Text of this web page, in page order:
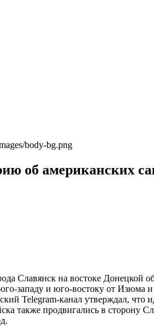
body-bg.png
об американских
Славянск на востоке Донецкой
западу и юго-востоку от
Telegram-канал утверждал,
также продвигались в